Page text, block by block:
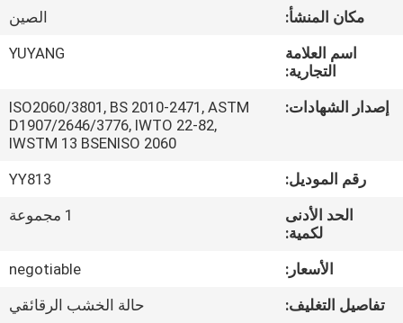
عرض
الواقع
الافتراضي
جولة
المعمل
مكان المنشأ:
الصين
اسم العلامة
التجارية:
YUYANG
إصدار الشهادات:
ISO2060/3801, BS 2010-2471, ASTM
D1907/2646/3776, IWTO 22-82,
IWSTM 13 BSENISO 2060
رقم الموديل:
YY813
الحد الأدنى
لكمية:
1 مجموعة
الأسعار:
negotiable
تفاصيل التغليف:
حالة الخشب الرقائقي